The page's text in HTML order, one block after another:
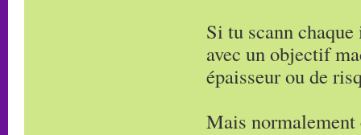
Si tu scann
avec un objectif
épaisseur ou de
Mais